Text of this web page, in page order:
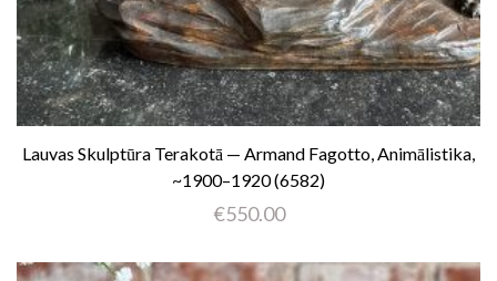
Lauvas Skulptūra Terakotā — Armand Fagotto, Animālistika,
~1900–1920 (6582)
€550.00